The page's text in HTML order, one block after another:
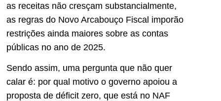
as receitas não cresçam substancialmente,
as regras do Novo Arcabouço Fiscal imporão
restrições ainda maiores sobre as contas
públicas no ano de 2025.
Sendo assim, uma pergunta que não quer
calar é: por qual motivo o governo apoiou a
proposta de déficit zero, que está no NAF